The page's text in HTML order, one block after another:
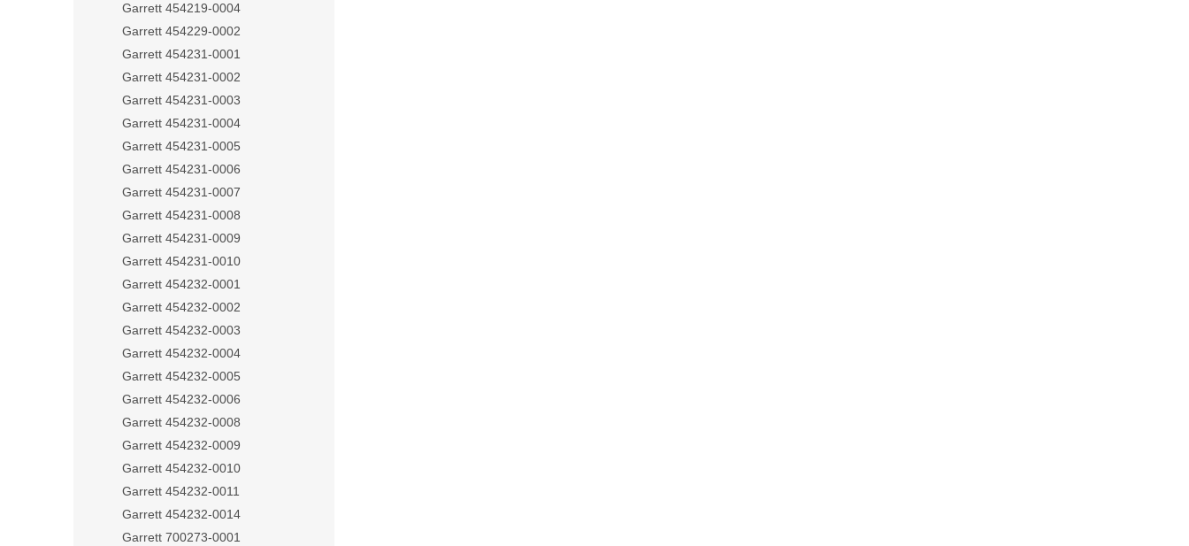
Garrett 454219-0004
Garrett 454229-0002
Garrett 454231-0001
Garrett 454231-0002
Garrett 454231-0003
Garrett 454231-0004
Garrett 454231-0005
Garrett 454231-0006
Garrett 454231-0007
Garrett 454231-0008
Garrett 454231-0009
Garrett 454231-0010
Garrett 454232-0001
Garrett 454232-0002
Garrett 454232-0003
Garrett 454232-0004
Garrett 454232-0005
Garrett 454232-0006
Garrett 454232-0008
Garrett 454232-0009
Garrett 454232-0010
Garrett 454232-0011
Garrett 454232-0014
Garrett 700273-0001